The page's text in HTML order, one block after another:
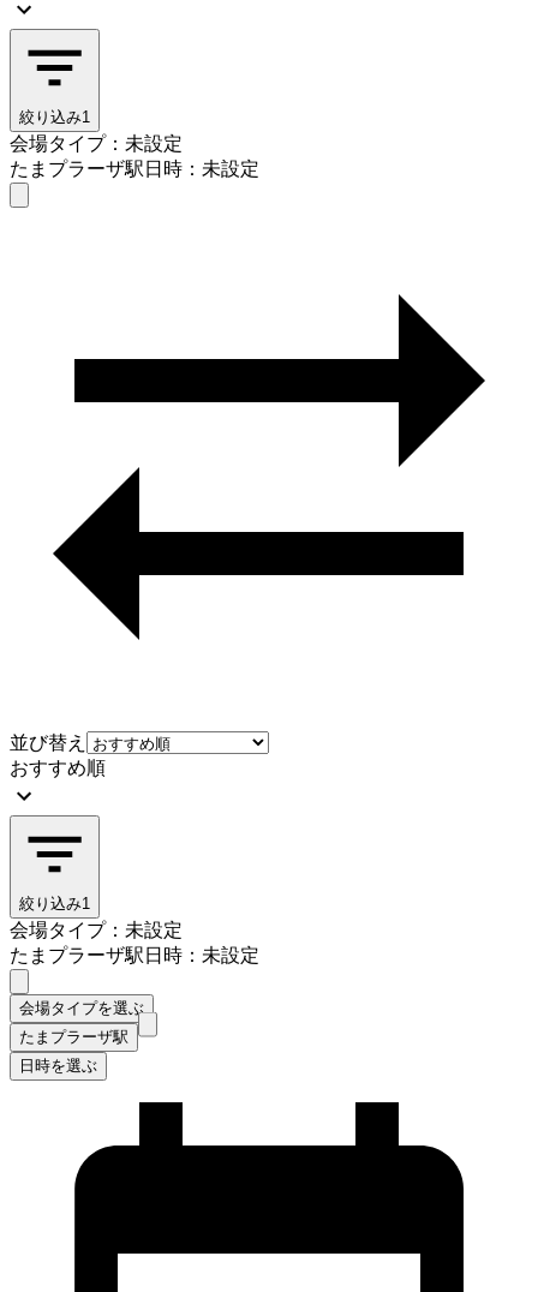
絞り込み1
会場タイプ：未設定
たまプラーザ駅日時：未設定
並び替え
おすすめ順
絞り込み1
会場タイプ：未設定
たまプラーザ駅日時：未設定
会場タイプを選ぶ
たまプラーザ駅
日時を選ぶ